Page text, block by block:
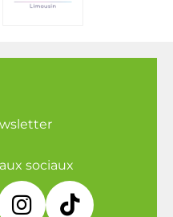
sociaux
 